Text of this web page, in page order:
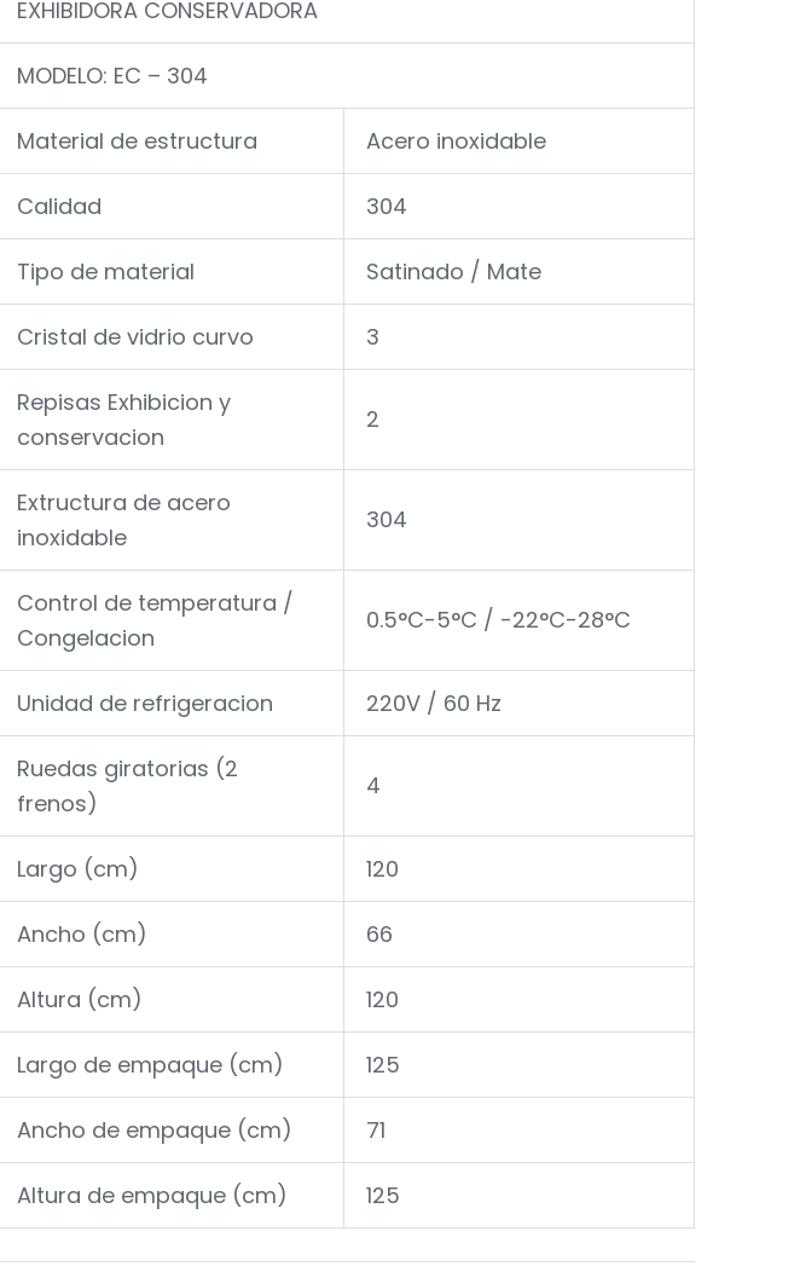
EXHIBIDORA CONSERVADORA
MODELO: EC – 304
Material de estructura Acero inoxidable
Calidad 304
Tipo de material Satinado / Mate
Cristal de vidrio curvo 3
Repisas Exhibicion y
conservacion
2
Extructura de acero
inoxidable
304
Control de temperatura /
Congelacion
0.5°C-5°C / -22°C-28°C
Unidad de refrigeracion 220V / 60 Hz
Ruedas giratorias (2
frenos)
4
Largo (cm) 120
Ancho (cm) 66
Altura (cm) 120
Largo de empaque (cm) 125
Ancho de empaque (cm) 71
Altura de empaque (cm) 125